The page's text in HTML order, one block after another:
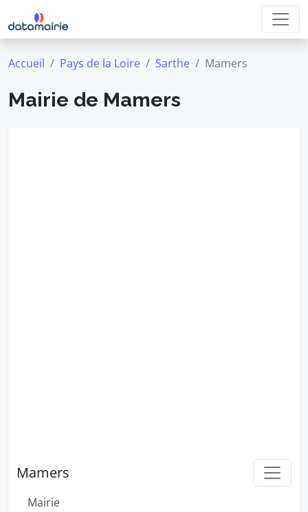
Accueil Pays de la Loire Sarthe Mamers
Mairie de Mamers
Mamers
Mairie